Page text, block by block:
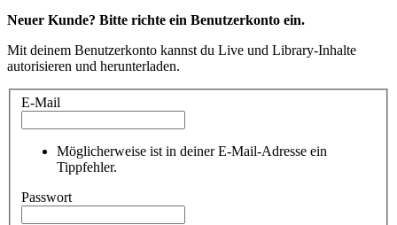
Neuer Kunde? Bitte richte ein Benutzerkonto ein.
Mit deinem Benutzerkonto kannst du Live und Library-Inhalte
autorisieren und herunterladen.
E-Mail
Möglicherweise ist in deiner E-Mail-Adresse ein
Tippfehler.
Passwort